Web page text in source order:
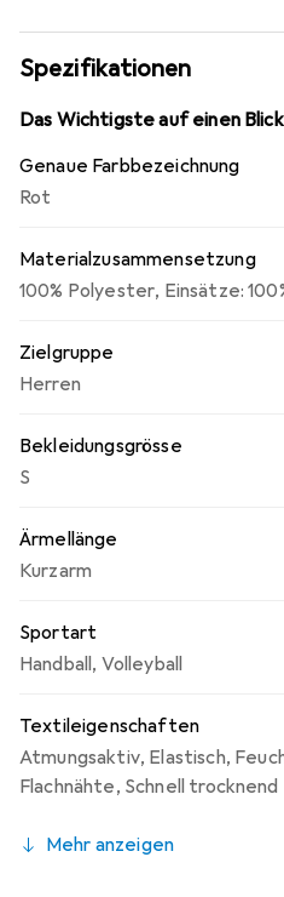
reibungsfreien Komfort.
Spezifikationen
Das Wichtigste auf einen Blick
Genaue Farbbezeichnung
Rot
Materialzusammensetzung
100% Polyester, Einsätze:
Zielgruppe
Herren
Bekleidungsgrösse
S
Ärmellänge
Kurzarm
Sportart
Handball, Volleyball
Textileigenschaften
Atmungsaktiv, Elastisch,
Flachnähte, Schnell trocknend
Mehr anzeigen